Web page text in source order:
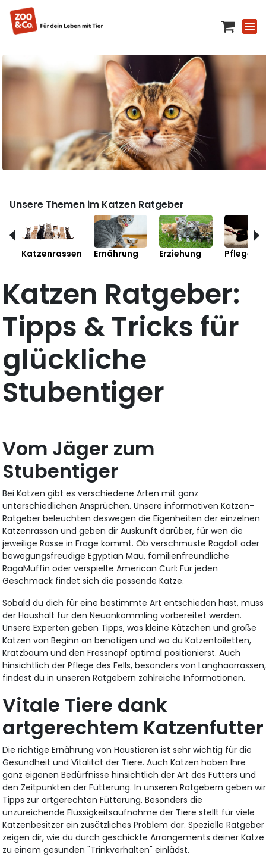
Unsere Themen im Katzen Ratgeber
Katzenrassen Ernährung Erziehung Pflege
Katzen Ratgeber:
Tipps & Tricks für
glückliche
Stubentiger
Vom Jäger zum
Stubentiger
Bei Katzen gibt es verschiedene Arten mit ganz
unterschiedlichen Ansprüchen. Unsere informativen Katzen-
Ratgeber beleuchten deswegen die Eigenheiten der einzelnen
Katzenrassen und geben dir Auskunft darüber, für wen die
jeweilige Rasse in Frage kommt. Ob verschmuste Ragdoll oder
bewegungsfreudige Egyptian Mau, familienfreundliche
RagaMuffin oder verspielte American Curl: Für jeden
Geschmack findet sich die passende Katze.
Sobald du dich für eine bestimmte Art entschieden hast, muss
der Haushalt für den Neuankömmling vorbereitet werden.
Unsere Experten geben Tipps, was kleine Kätzchen und große
Katzen von Beginn an benötigen und wo du Katzentoiletten,
Kratzbaum und den Fressnapf optimal positionierst. Auch
hinsichtlich der Pflege des Fells, besonders von Langhaarrassen,
findest du in unseren Ratgebern zahlreiche Informationen.
Vitale Tiere dank
artgerechtem Katzenfutter
Die richtige Ernährung von Haustieren ist sehr wichtig für die
Gesundheit und Vitalität der Tiere. Auch Katzen haben Ihre
ganz eigenen Bedürfnisse hinsichtlich der Art des Futters und
den Zeitpunkten der Fütterung. In unseren Ratgebern geben wir
Tipps zur artgerechten Fütterung. Besonders die
unzureichende Flüssigkeitsaufnahme der Tiere stellt für viele
Katzenbesitzer ein zusätzliches Problem dar. Spezielle Ratgeber
zeigen dir, wie du durch geschickte Arrangements deiner Katze
zu einem gesunden "Trinkverhalten" einlädst.